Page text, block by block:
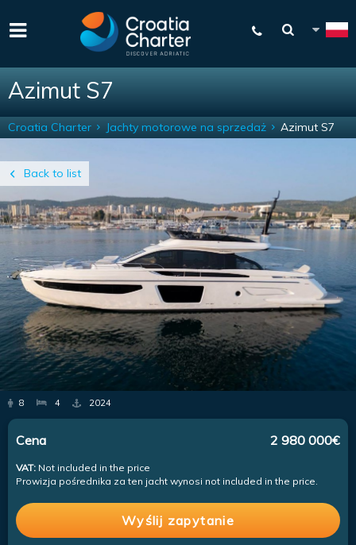
Azimut S7
Back to list
Croatia Charter Jachty motorowe na sprzedaż Azimut S7
8 4 2024
Cena 2 980 000€
VAT: Not included in the price
Prowizja pośrednika za ten jacht wynosi not included in the price.
Wyślij zapytanie